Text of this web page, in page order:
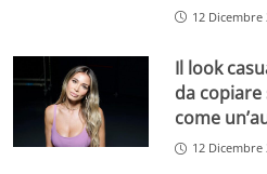
12 Dicembre
Il look
da
come
12 Dicembre